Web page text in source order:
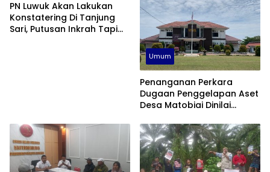
PN Luwuk Akan Lakukan
Konstatering Di Tanjung
Sari, Putusan Inkrah Tapi
Umum
Penanganan Perkara
Dugaan Penggelapan Aset
Desa Matobiai Dinilai
Desak Segera Limpahkan
Berkas